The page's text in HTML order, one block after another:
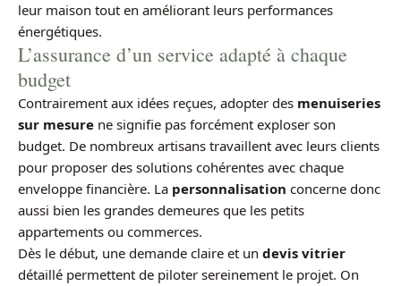
leur maison tout en améliorant leurs performances
énergétiques.
L’assurance d’un service adapté à chaque
budget
Contrairement aux idées reçues, adopter des menuiseries
sur mesure ne signifie pas forcément exploser son
budget. De nombreux artisans travaillent avec leurs clients
pour proposer des solutions cohérentes avec chaque
enveloppe financière. La personnalisation concerne donc
aussi bien les grandes demeures que les petits
appartements ou commerces.
Dès le début, une demande claire et un devis vitrier
détaillé permettent de piloter sereinement le projet. On